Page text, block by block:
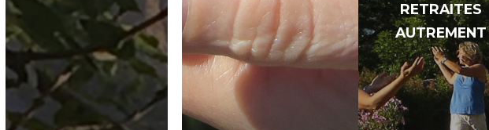
RETRAITES
AUTREMENT